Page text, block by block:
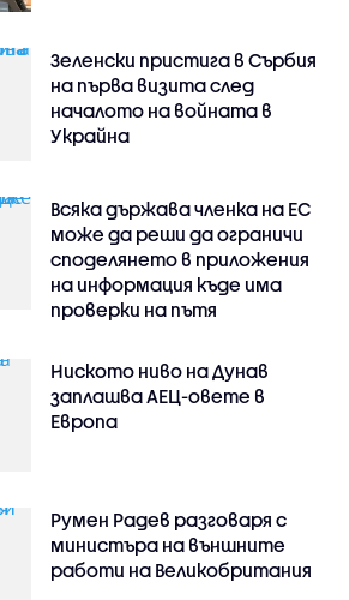
Зеленски пристига в Сърбия
на първа визита след
началото на войната в
Украйна
Всяка държава членка на ЕС
може да реши да ограничи
споделянето в приложения
на информация къде има
проверки на пътя
Ниското ниво на Дунав
заплашва АЕЦ-овете в
Европа
Румен Радев разговаря с
министъра на външните
работи на Великобритания